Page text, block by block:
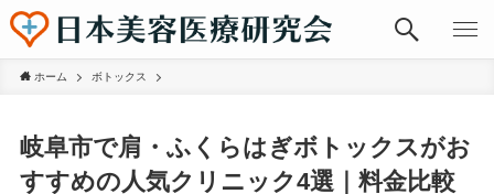
ホーム ボトックス
岐阜市で肩・ふくらはぎボトックスがお
すすめの人気クリニック4選｜料金比較